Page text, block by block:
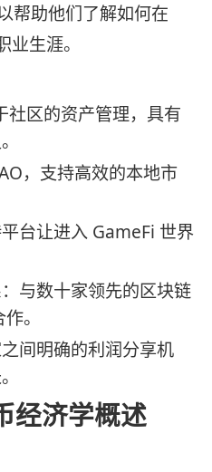
帮助他们了解如何在
生涯。
社区的资产管理，具有
，支持高效的本地市
台让进入 GameFi 世界
与数十家领先的区块链
。
间明确的利润分享机
经济学概述